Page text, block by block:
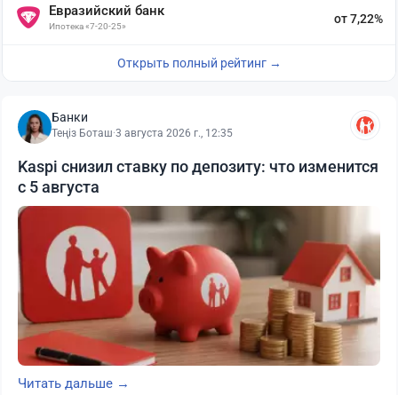
Евразийский банк
Ипотека «7-20-25»
от 7,22%
Открыть полный рейтинг →
Банки
Теңіз Боташ·3 августа 2026 г., 12:35
Kaspi снизил ставку по депозиту: что изменится
с 5 августа
Читать дальше →